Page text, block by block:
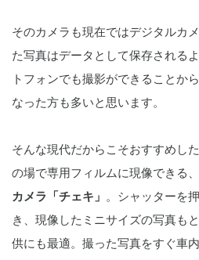
そのカメラも現在ではデジタルカ
た写真はデータとして保存される
トフォンでも撮影ができることか
なった方も多いと思います。
そんな現代だからこそおすすめし
の場で専用フィルムに現像できる、
カメラ「チェキ」
。シャッターを
き、現像したミニサイズの写真も
供にも最適。撮った写真をすぐ車